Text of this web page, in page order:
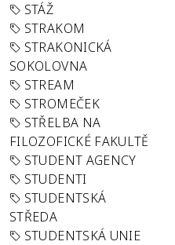
STÁŽ
STRAKOM
STRAKONICKÁ
SOKOLOVNA
STREAM
STROMEČEK
STŘELBA NA
FILOZOFICKÉ FAKULTĚ
STUDENT AGENCY
STUDENTI
STUDENTSKÁ
STŘEDA
STUDENTSKÁ UNIE